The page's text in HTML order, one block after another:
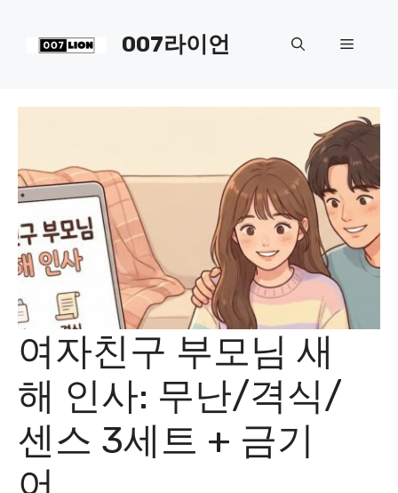
007라이언 메
여자친구 부모님 새
해 인사: 무난/격식/
센스 3세트 + 금기